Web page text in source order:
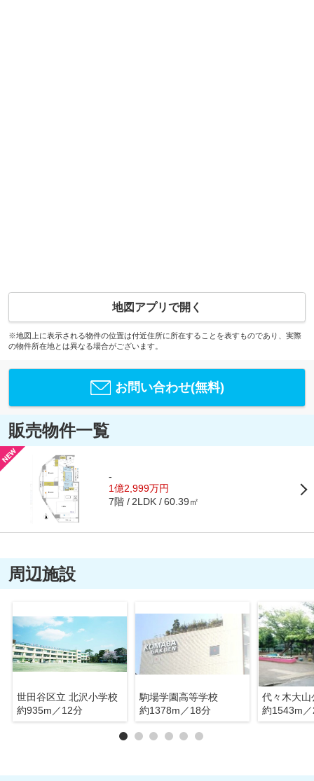
地図アプリで開く
※地図上に表示される物件の位置は付近住所に所在することを表すものであり、実際
の物件所在地とは異なる場合がございます。
お問い合わせ(無料)
販売物件一覧
-
1億2,999万円
7階 2LDK 60.39㎡
周辺施設
世田谷区立 北沢小学校
約935m／12分
駒場学園高等学校
約1378m／18分
代々木大山
約1543m